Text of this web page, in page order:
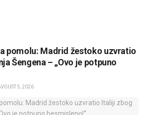
pomolu: Madrid žestoko uzvratio
Šengena – „Ovo je potpuno
5, 2026